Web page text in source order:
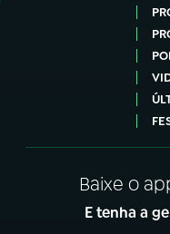
Baixe o
E tenha a